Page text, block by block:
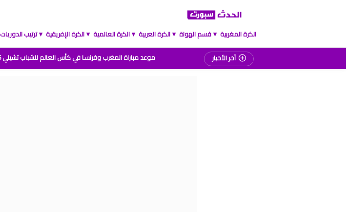
الكرة المغربية ▲قسم الهواة ▲الكرة العربية ▲الكرة العالمية ▲الكرة الإفريقية ▲ترتيب الدوريات
آخر الأخبار
موعد مباراة المغرب وفرنسا في كأس العالم للشباب تشيلي 2025